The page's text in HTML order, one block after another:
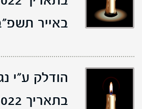
באייר
הודלק ע"י
בתאריך 03/05/2022,